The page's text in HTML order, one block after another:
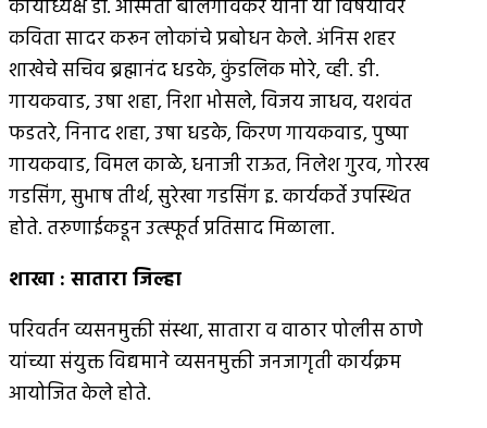
कार्याध्यक्ष डॉ. अस्मिता बालगावकर यांनी या विषयावर
कविता सादर करून लोकांचे प्रबोधन केले. अंनिस शहर
शाखेचे सचिव ब्रह्मानंद धडके, कुंडलिक मोरे, व्ही. डी.
गायकवाड, उषा शहा, निशा भोसले, विजय जाधव, यशवंत
फडतरे, निनाद शहा, उषा धडके, किरण गायकवाड, पुष्पा
गायकवाड, विमल काळे, धनाजी राऊत, निलेश गुरव, गोरख
गडसिंग, सुभाष तीर्थ, सुरेखा गडसिंग इ. कार्यकर्ते उपस्थित
होते. तरुणाईकडून उत्स्फूर्त प्रतिसाद मिळाला.
शाखा : सातारा जिल्हा
परिवर्तन व्यसनमुक्ती संस्था, सातारा व वाठार पोलीस ठाणे
यांच्या संयुक्त विद्यमाने व्यसनमुक्ती जनजागृती कार्यक्रम
आयोजित केले होते.